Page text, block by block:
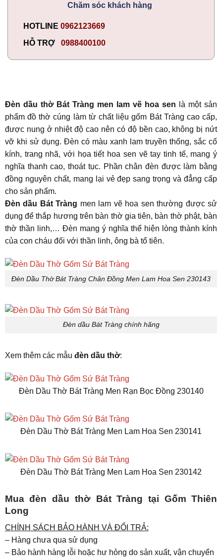
Chăm sóc khách hàng
HOTLINE 0962123669
HỖ TRỢ 0988400100
Đèn dầu thờ Bát Tràng men lam vẽ hoa sen là một sản
phẩm đồ thờ cúng làm từ chất liệu gốm Bát Tràng cao cấp,
được nung ở nhiệt độ cao nên có độ bền cao, không bị nứt
vỡ khi sử dụng. Đèn có màu xanh lam truyền thống, sắc cổ
kính, trang nhã, với họa tiết hoa sen vẽ tay tinh tế, mang ý
nghĩa thanh cao, thoát tục. Phần chân đèn được làm bằng
đồng nguyên chất, mang lại vẻ đẹp sang trọng và đẳng cấp
cho sản phẩm.
Đèn dầu Bát Tràng men lam vẽ hoa sen thường được sử
dụng để thắp hương trên bàn thờ gia tiên, bàn thờ phật, bàn
thờ thần linh,… Đèn mang ý nghĩa thể hiện lòng thành kính
của con cháu đối với thần linh, ông bà tổ tiên.
Đèn Dầu Thờ Bát Tràng Chân Đồng Men Lam Hoa Sen 230143
Đèn dầu Bát Tràng chính hãng
Xem thêm các mẫu đèn dầu thờ:
Đèn Dầu Thờ Bát Tràng Men Rạn Bọc Đồng 230140
Đèn Dầu Thờ Bát Tràng Men Lam Hoa Sen 230141
Đèn Dầu Thờ Bát Tràng Men Lam Hoa Sen 230142
Mua đèn dầu thờ Bát Tràng tại Gốm Thiên
Long
CHÍNH SÁCH BẢO HÀNH VÀ ĐỔI TRẢ:
– Hàng chưa qua sử dụng
– Bảo hành hàng lỗi hoặc hư hỏng do sản xuất, vận chuyển